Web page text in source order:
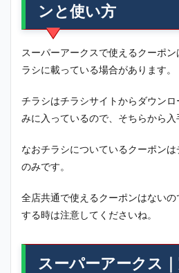
ンと使い方
スーパーアークスで使えるクーポ
ラシに載っている場合があります。
チラシはチラシサイトからダウン
みに入っているので、そちらから入
なおチラシについているクーポン
のみです。
全店共通で使えるクーポンはない
する時は注意してくださいね。
スーパーアークス｜